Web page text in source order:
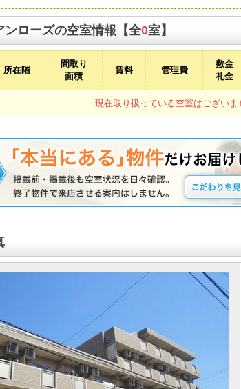
ンローズの空室情報【全0室】
所在階
間取り
面積
賃料 管理費
敷金
礼金
現在取り扱っている空室はございま